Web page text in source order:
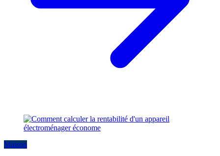
Maison